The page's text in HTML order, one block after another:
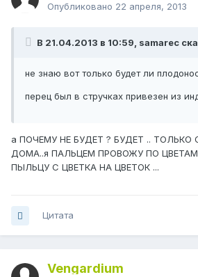
Опубликовано 22 апреля, 2013
В 21.04.2013 в 10:59, samarec
не знаю вот только будет ли
перец был в стручках привезен из
а ПОЧЕМУ НЕ БУДЕТ ? БУДЕТ ..
ДОМА..я ПАЛЬЦЕМ ПРОВОЖУ ПО
ПЫЛЬЦУ С ЦВЕТКА НА ЦВЕТОК ...
Цитата
Vengardium